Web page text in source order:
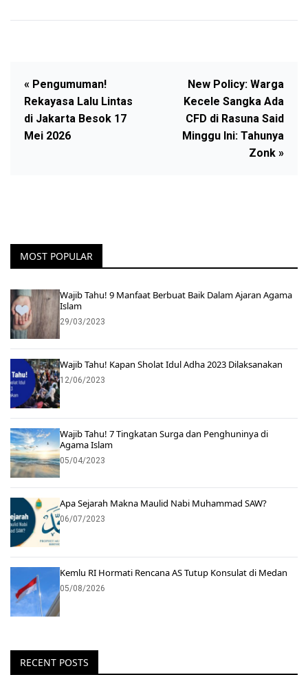
« Pengumuman!
Rekayasa Lalu Lintas
di Jakarta Besok 17
Mei 2026
New Policy: Warga
Kecele Sangka Ada
CFD di Rasuna Said
Minggu Ini: Tahunya
Zonk »
MOST POPULAR
Wajib Tahu! 9 Manfaat Berbuat Baik Dalam Ajaran Agama
Islam
29/03/2023
Wajib Tahu! Kapan Sholat Idul Adha 2023 Dilaksanakan
12/06/2023
Wajib Tahu! 7 Tingkatan Surga dan Penghuninya di
Agama Islam
05/04/2023
Apa Sejarah Makna Maulid Nabi Muhammad SAW?
06/07/2023
Kemlu RI Hormati Rencana AS Tutup Konsulat di Medan
05/08/2026
RECENT POSTS